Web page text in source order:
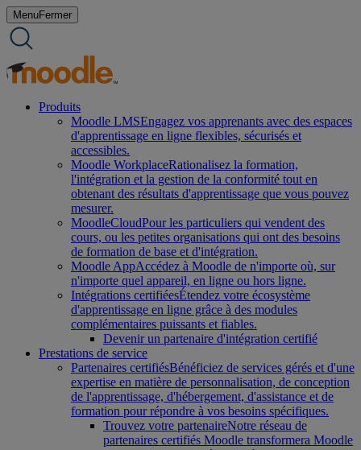
Aller
au
contenu
MenuFermer
Produits
Moodle LMSEngagez vos apprenants avec des espaces
d'apprentissage en ligne flexibles, sécurisés et
accessibles.
Moodle WorkplaceRationalisez la formation,
l'intégration et la gestion de la conformité tout en
obtenant des résultats d'apprentissage que vous pouvez
mesurer.
MoodleCloudPour les particuliers qui vendent des
cours, ou les petites organisations qui ont des besoins
de formation de base et d'intégration.
Moodle AppAccédez à Moodle de n'importe où, sur
n'importe quel appareil, en ligne ou hors ligne.
Intégrations certifiéesÉtendez votre écosystème
d'apprentissage en ligne grâce à des modules
complémentaires puissants et fiables.
Devenir un partenaire d'intégration certifié
Prestations de service
Partenaires certifiésBénéficiez de services gérés et d'une
expertise en matière de personnalisation, de conception
de l'apprentissage, d'hébergement, d'assistance et de
formation pour répondre à vos besoins spécifiques.
Trouvez votre partenaireNotre réseau de
partenaires certifiés Moodle transformera Moodle